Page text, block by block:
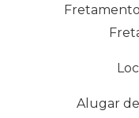
Alugar